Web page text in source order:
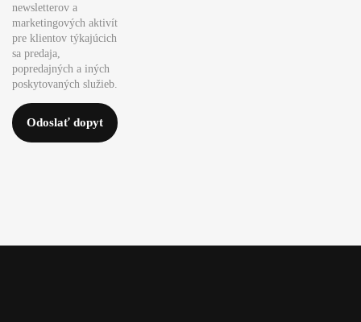
newsletterov a
marketingových aktivít
pre klientov týkajúcich
sa predaja,
popredajných a iných
poskytovaných služieb.